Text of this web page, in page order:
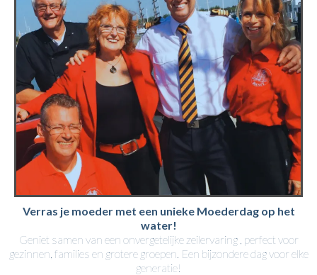
Verras je moeder met een unieke Moederdag op het
water!
Geniet samen van een onvergetelijke zeilervaring , perfect voor
gezinnen, families en grotere groepen. Een bijzondere dag voor elke
generatie!